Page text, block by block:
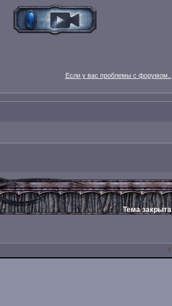
Если у вас проблемы с форумом..
Тема закрыта
1